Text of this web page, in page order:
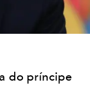
do príncipe